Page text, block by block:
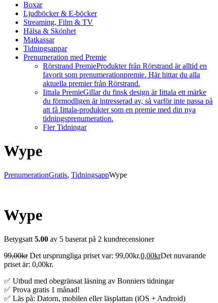
Boxar
Ljudböcker & E-böcker
Streaming, Film & TV
Hälsa & Skönhet
Matkassar
Tidningsappar
Prenumeration med Premie
Rörstrand PremieProdukter från Rörstrand är alltid en
favorit som prenumerationpremie. Här hittar du alla
aktuella premier från Rörstrand.
Iittala PremieGillar du finsk design är Iittala ett märke
du förmodligen är intresserad av, så varför inte passa på
att få Iittala-produkter som en premie med din nya
tidningsprenumeration.
Fler Tidningar
Wype
PrenumerationGratis, TidningsappWype
Wype
Betygsatt 5.00 av 5 baserat på 2 kundrecensioner
99,00kr Det ursprungliga priset var: 99,00kr.0,00krDet nuvarande
priset är: 0,00kr.
✅ Utbud med obegränsat läsning av Bonniers tidningar
✅ Prova gratis 1 månad!
✅ Läs på: Datorn, mobilen eller läsplattan (iOS + Android)